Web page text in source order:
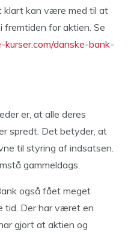
klart kan være med til at
for aktien. Se
kurser.com/danske-bank-
er, at alle deres
spredt. Det betyder, at
til styring af indsatsen.
gammeldags.
også fået meget
tid. Der har været en
gjort at aktien og